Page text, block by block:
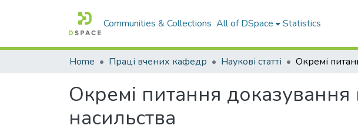
Communities & Collections All of DSpace Statistics
Home Праці вчених кафедр Наукові статті
Окремі питання
насильства